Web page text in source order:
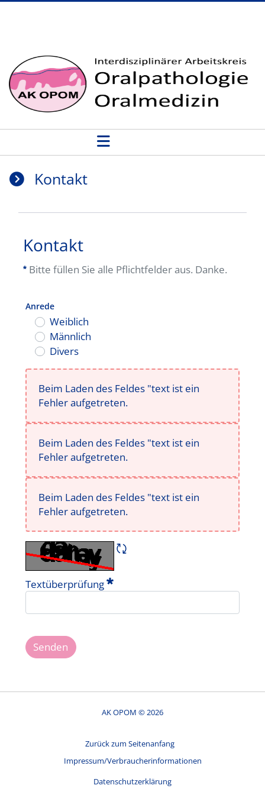
Kontakt - AK OPOM
Kontakt
Kontakt
Bitte füllen Sie alle Pflichtfelder aus. Danke.
Anrede
Weiblich
Männlich
Divers
Beim Laden des Feldes "text ist ein
Fehler aufgetreten.
Beim Laden des Feldes "text ist ein
Fehler aufgetreten.
Beim Laden des Feldes "text ist ein
Fehler aufgetreten.
CAPTCHA neu laden
Textüberprüfung Erforderlich
Senden
AK OPOM © 2026
Zurück zum Seitenanfang
Impressum/Verbraucherinformationen
Datenschutzerklärung